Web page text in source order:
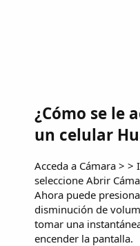
¿Cómo se le
un celular
Acceda a Cámara >
seleccione Abrir
Ahora puede
disminución de
tomar una
encender la pantalla.